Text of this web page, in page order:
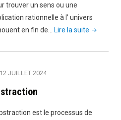
trouver un sens ou une
rationnelle à l’ univers
en fin de…
Lire la suite "La
de
12 JUILLET 2024
est le processus de